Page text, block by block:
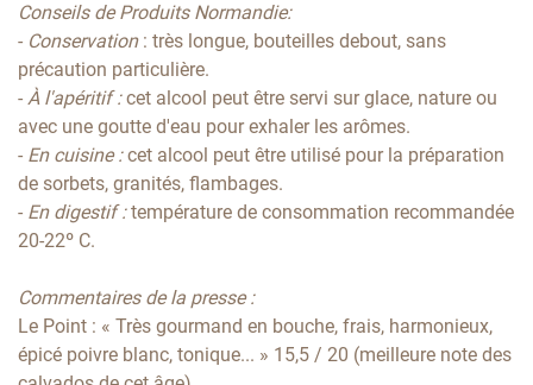
Conseils de Produits Normandie:
- Conservation: très longue, bouteilles debout, sans
précaution particulière.
- À l'apéritif :cet alcool peut être servi sur glace, nature ou
avec une goutte d'eau pour exhaler les arômes.
- En cuisine :cet alcool peut être utilisé pour la préparation
de sorbets, granités, flambages.
- En digestif :température de consommation recommandée
20-22º C.
Commentaires de la presse :
Le Point : « Très gourmand en bouche, frais, harmonieux,
épicé poivre blanc, tonique... » 15,5 / 20 (meilleure note des